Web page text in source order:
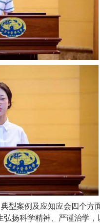
型案例及应知应会四个方
扬科学精神、严谨治学